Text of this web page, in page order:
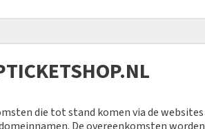
die tot stand komen via de websites